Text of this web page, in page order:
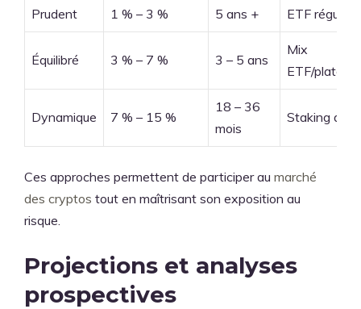
Prudent 1 % – 3 % 5 ans + ETF régulés
Équilibré 3 % – 7 % 3 – 5 ans
Mix
ETF/
Dynamique 7 % – 15 %
18 – 36
mois
Staking
Ces approches permettent de participer au marché
des cryptos tout en maîtrisant son exposition au
risque.
Projections et analyses
prospectives